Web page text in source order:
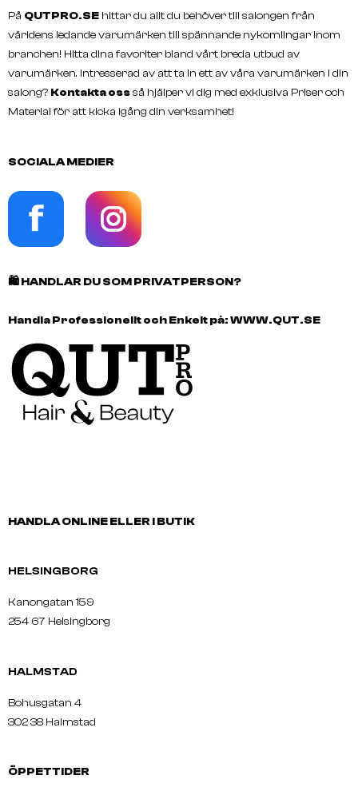
På QUTPRO.SE hittar du allt du behöver till salongen från
världens ledande varumärken till spännande nykomlingar inom
branchen! Hitta dina favoriter bland vårt breda utbud av
varumärken. Intresserad av att ta in ett av våra varumärken i din
salong? Kontakta ossså hjälper vi dig med exklusiva Priser och
Material för att kicka igång din verksamhet!
SOCIALA MEDIER
🛍️HANDLAR DU SOM PRIVATPERSON?
Handla Professionellt och Enkelt på:WWW.QUT.SE
HANDLA ONLINE ELLER I BUTIK
HELSINGBORG
Kanongatan 159
254 67 Helsingborg
HALMSTAD
Bohusgatan 4
302 38 Halmstad
ÖPPETTIDER